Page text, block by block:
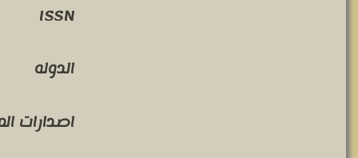
ISSN
الدوله
اصدارات